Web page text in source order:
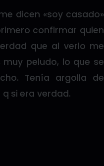
dicen «soy casado»
confirmar quien
que al verlo me
peludo, lo que se
Tenía argolla de
si era verdad.